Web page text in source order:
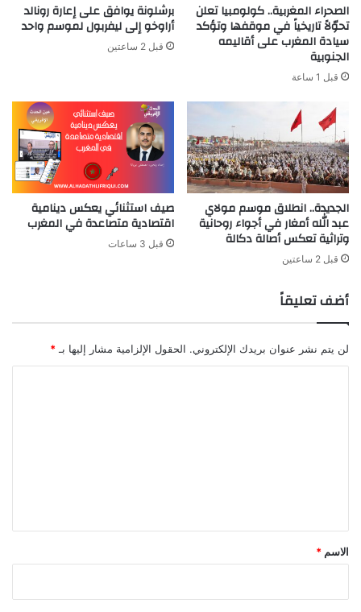
الصحراء المغربية.. كولومبيا تعلن
تحوّلاً تاريخياً في موقفها وتؤكد
سيادة المغرب على أقاليمه
الجنوبية
قبل 1 ساعة
برشلونة يوافق على إعارة رونالد
أراوخو إلى ليفربول لموسم واحد
قبل 2 ساعتين
الجديدة.. انطلاق موسم مولاي
عبد الله أمغار في أجواء روحانية
وتراثية تعكس أصالة دكالة
قبل 2 ساعتين
صيف استثنائي يعكس دينامية
اقتصادية متصاعدة في المغرب
قبل 3 ساعات
أضف تعليقاً
لن يتم نشر عنوان بريدك الإلكتروني. الحقول الإلزامية مشار إليها بـ *
*
الاسم *